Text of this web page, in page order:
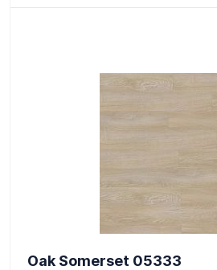
Oak Somerset 05333